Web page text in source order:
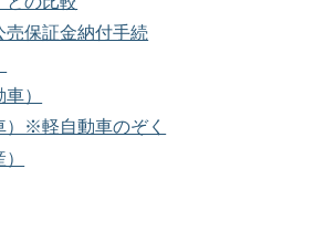
売保証金納付手続
）
）※軽自動車のぞく